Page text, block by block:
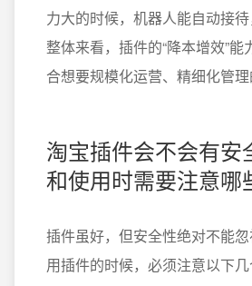
力大的时候，机器人能自动接待
整体来看，插件的“降本增效”
合想要规模化运营、精细化管理
淘宝插件会不会有安
和使用时需要注意哪
插件虽好，但安全性绝对不能
用插件的时候，必须注意以下几